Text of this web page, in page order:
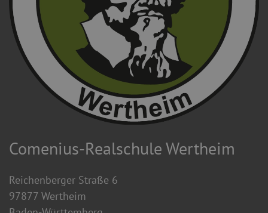
Comenius-Realschule Wertheim
Reichenberger Straße 6
97877 Wertheim